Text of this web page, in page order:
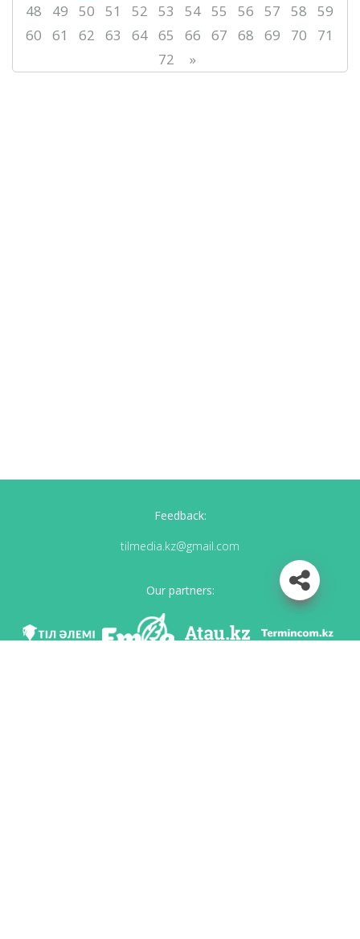
48
49 50 51 52 53 54 55 56 57 58
59
60
61 62 63 64 65 66 67 68 69 70
71
72
»
Feedback:
tilmedia.kz@gmail.com
Our partners: